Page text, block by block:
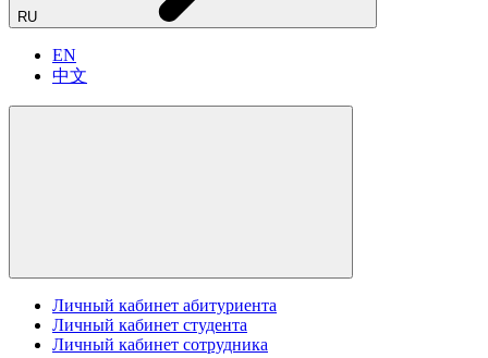
RU
EN
中文
Личный кабинет абитуриента
Личный кабинет студента
Личный кабинет сотрудника